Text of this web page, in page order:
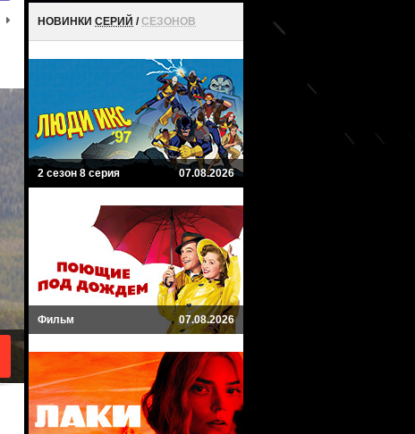
НОВИНКИ СЕРИЙ /СЕЗОНОВ
2 сезон 8 серия 07.08.2026
Фильм 07.08.2026